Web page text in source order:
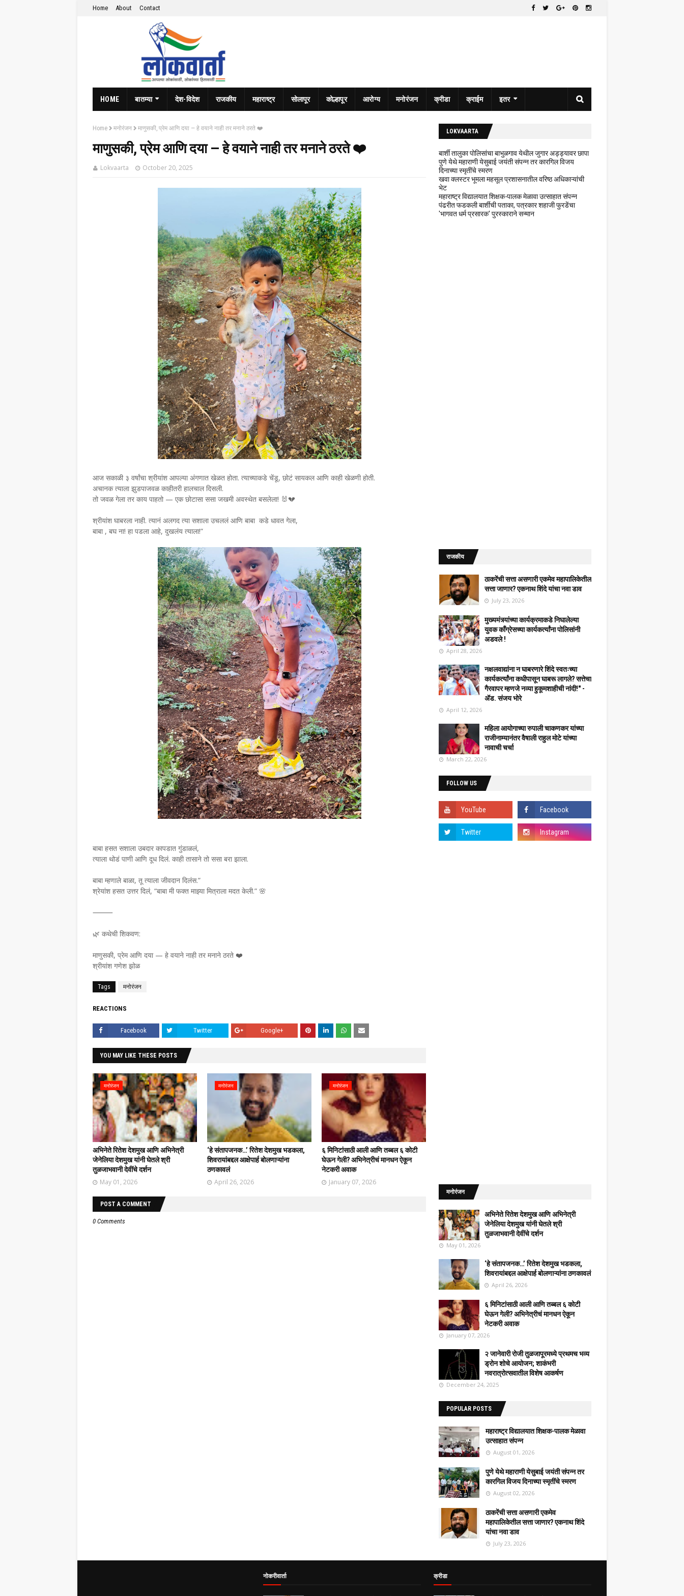
Home About Contact
HOME बातम्या देश-विदेश राजकीय महाराष्ट्र सोलापूर कोल्हापूर आरोग्य मनोरंजन क्रीडा क्राईम इतर
Home मनोरंजन माणुसकी, प्रेम आणि दया — हे वयाने नाही तर मनाने ठरते ❤️
माणुसकी, प्रेम आणि दया — हे वयाने नाही तर मनाने ठरते ❤️
Lokvaarta October 20, 2025
आज सकाळी ३ वर्षांचा श्रीयांश आपल्या अंगणात खेळत होता. त्याच्याकडे चेंडू, छोटं सायकल आणि काही खेळणी होती.
अचानक त्याला झुडपाजवळ काहीतरी हालचाल दिसली.
तो जवळ गेला तर काय पाहतो — एक छोटासा ससा जखमी अवस्थेत बसलेला! 🐰💔
श्रीयांश घाबरला नाही. त्यानं अलगद त्या सशाला उचललं आणि बाबा कडे धावत गेला,
बाबा , बघ ना! हा पडला आहे, दुखलंय त्याला!”
बाबा हसत सशाला उबदार कापडात गुंडाळलं,
त्याला थोडं पाणी आणि दूध दिलं. काही तासाने तो ससा बरा झाला.
बाबा म्हणाले बाळा, तू त्याला जीवदान दिलंस.”
श्रेयांश हसत उत्तर दिलं, “बाबा मी फक्त माझ्या मित्राला मदत केली.” 🌸
⸻
🌿 कथेची शिकवण:
माणुसकी, प्रेम आणि दया — हे वयाने नाही तर मनाने ठरते ❤️
श्रीयांश गणेश झोळ
Tags मनोरंजन
REACTIONS
Facebook Twitter Google+
YOU MAY LIKE THESE POSTS
मनोरंजन
अभिनेते रितेश देशमुख आणि अभिनेत्री
जेनेलिया देशमुख यांनी घेतले श्री
तुळजाभवानी देवींचे दर्शन
May 01, 2026
मनोरंजन
‘हे संतापजनक…’ रितेश देशमुख भडकला,
शिवरायांबद्दल आक्षेपार्ह बोलणाऱ्यांना
ठणकावलं
April 26, 2026
मनोरंजन
६ मिनिटांसाठी आली आणि तब्बल ६ कोटी
घेऊन गेली? अभिनेत्रीचं मानधन ऐकून
नेटकरी अवाक
January 07, 2026
POST A COMMENT
0 Comments
LOKVAARTA
बार्शी तालुका पोलिसांचा बाभुळगाव येथील जुगार अड्ड्यावर छापा
पुणे येथे महाराणी येसुबाई जयंती संपन्न तर कारगिल विजय
दिनाच्या स्मृतींचे स्मरण
खवा क्लस्टर भूमला महसूल प्रशासनातील वरिष्ठ अधिकाऱ्यांची
भेट
महाराष्ट्र विद्यालयात शिक्षक-पालक मेळावा उत्साहात संपन्न
पंढरीत फडकली बार्शीची पताका, पत्रकार शहाजी फुरडेंचा
'भागवत धर्म प्रसारक' पुरस्काराने सन्मान
राजकीय
ठाकरेंची सत्ता असणारी एकमेव महापालिकेतील
सत्ता जाणार? एकनाथ शिंदे यांचा नवा डाव
July 23, 2026
मुख्यमंत्र्यांच्या कार्यक्रमाकडे निघालेल्या
युवक काँग्रेसच्या कार्यकर्त्यांना पोलिसांनी
अडवले !
April 28, 2026
नक्षलवाद्यांना न घाबरणारे शिंदे स्वतःच्या
कार्यकर्त्यांना कधीपासून घाबरू लागले? सत्तेचा
गैरवापर म्हणजे नव्या हुकूमशाहीची नांदी!" -
ॲड. संजय भोरे
April 12, 2026
महिला आयोगाच्या रुपाली चाकणकर यांच्या
राजीनाम्यानंतर वैषाली राहुल मोटे यांच्या
नावाची चर्चा
March 22, 2026
FOLLOW US
मनोरंजन
अभिनेते रितेश देशमुख आणि अभिनेत्री
जेनेलिया देशमुख यांनी घेतले श्री
तुळजाभवानी देवींचे दर्शन
May 01, 2026
‘हे संतापजनक…’ रितेश देशमुख भडकला,
शिवरायांबद्दल आक्षेपार्ह बोलणाऱ्यांना ठणकावलं
April 26, 2026
६ मिनिटांसाठी आली आणि तब्बल ६ कोटी
घेऊन गेली? अभिनेत्रीचं मानधन ऐकून
नेटकरी अवाक
January 07, 2026
२ जानेवारी रोजी तुळजापूरमध्ये प्रथमच भव्य
ड्रोन शोचे आयोजन; शाकंभरी
नवरात्रोत्सवातील विशेष आकर्षण
December 24, 2025
POPULAR POSTS
महाराष्ट्र विद्यालयात शिक्षक-पालक मेळावा
उत्साहात संपन्न
August 01, 2026
पुणे येथे महाराणी येसुबाई जयंती संपन्न तर
कारगिल विजय दिनाच्या स्मृतींचे स्मरण
August 02, 2026
ठाकरेंची सत्ता असणारी एकमेव
महापालिकेतील सत्ता जाणार? एकनाथ शिंदे
यांचा नवा डाव
July 23, 2026
नोकरीवार्ता क्रीडा